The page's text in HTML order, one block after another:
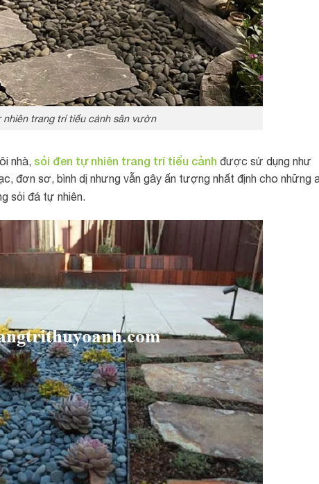
nhiên trang trí tiểu cảnh sân vườn
nhà, sỏi đen tự nhiên trang trí tiểu cảnh được sử dụng như
đơn sơ, bình dị nhưng vẫn gây ấn tượng nhất định cho những
sỏi đá tự nhiên.